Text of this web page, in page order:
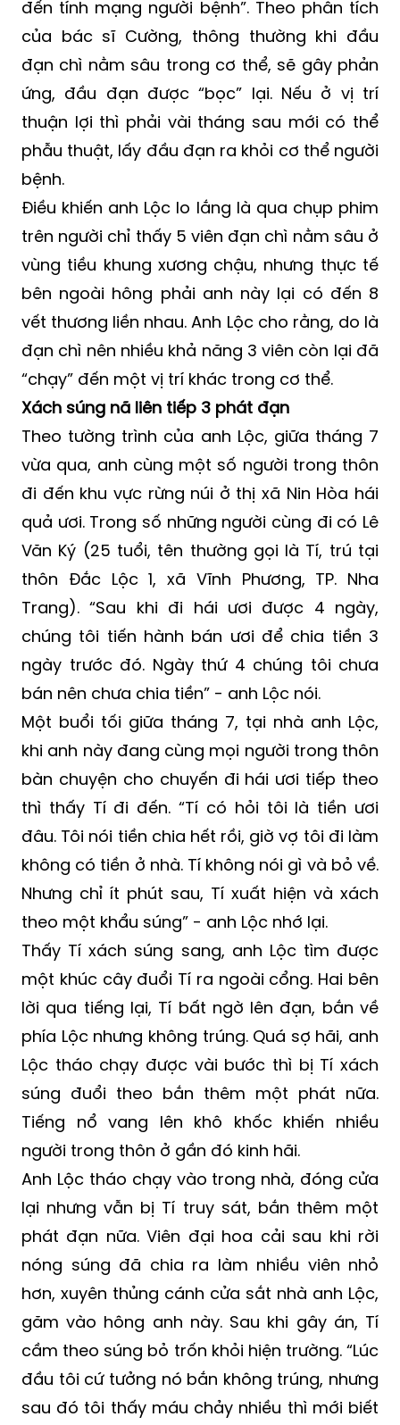
sẽ chạy,vì thế nếu tiến hành phẫu thuật
ngay sẽ gây chấn thương kéo, nguy hiểm
đến tính mạng người bệnh”. Theo phân tích
của bác sĩ Cường, thông thường khi đầu
đạn chì nằm sâu trong cơ thể, sẽ gây phản
ứng, đầu đạn được “bọc” lại. Nếu ở vị trí
thuận lợi thì phải vài tháng sau mới có thể
phẫu thuật, lấy đầu đạn ra khỏi cơ thể người
bệnh.
Điều khiến anh Lộc lo lắng là qua chụp phim
trên người chỉ thấy 5 viên đạn chì nằm sâu ở
vùng tiều khung xương chậu, nhưng thực tế
bên ngoài hông phải anh này lại có đến 8
vết thương liền nhau. Anh Lộc cho rằng, do là
đạn chì nên nhiều khả năng 3 viên còn lại đã
“chạy” đến một vị trí khác trong cơ thể.
Xách súng nã liên tiếp 3 phát đạn
Theo tường trình của anh Lộc, giữa tháng 7
vừa qua, anh cùng một số người trong thôn
đi đến khu vực rừng núi ở thị xã Nin Hòa hái
quả ươi. Trong số những người cùng đi có Lê
Văn Ký (25 tuổi, tên thường gọi là Tí, trú tại
thôn Đắc Lộc 1, xã Vĩnh Phương, TP. Nha
Trang). “Sau khi đi hái ươi được 4 ngày,
chúng tôi tiến hành bán ươi để chia tiền 3
ngày trước đó. Ngày thứ 4 chúng tôi chưa
bán nên chưa chia tiền” - anh Lộc nói.
Một buổi tối giữa tháng 7, tại nhà anh Lộc,
khi anh này đang cùng mọi người trong thôn
bàn chuyện cho chuyến đi hái ươi tiếp theo
thì thấy Tí đi đến. “Tí có hỏi tôi là tiền ươi
đâu. Tôi nói tiền chia hết rồi, giờ vợ tôi đi làm
không có tiền ở nhà. Tí không nói gì và bỏ về.
Nhưng chỉ ít phút sau, Tí xuất hiện và xách
theo một khẩu súng” - anh Lộc nhớ lại.
Thấy Tí xách súng sang, anh Lộc tìm được
một khúc cây đuổi Tí ra ngoài cổng. Hai bên
lời qua tiếng lại, Tí bất ngờ lên đạn, bắn về
phía Lộc nhưng không trúng. Quá sợ hãi, anh
Lộc tháo chạy được vài bước thì bị Tí xách
súng đuổi theo bắn thêm một phát nữa.
Tiếng nổ vang lên khô khốc khiến nhiều
người trong thôn ở gần đó kinh hãi.
Anh Lộc tháo chạy vào trong nhà, đóng cửa
lại nhưng vẫn bị Tí truy sát, bắn thêm một
phát đạn nữa. Viên đại hoa cải sau khi rời
nóng súng đã chia ra làm nhiều viên nhỏ
hơn, xuyên thủng cánh cửa sắt nhà anh Lộc,
găm vào hông anh này. Sau khi gây án, Tí
cầm theo súng bỏ trốn khỏi hiện trường. “Lúc